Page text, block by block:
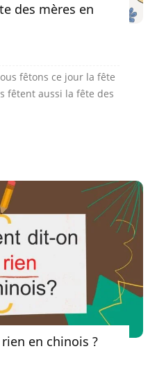
des mères en
fêtons ce jour la fête
fêtent aussi la fête des
en chinois ?